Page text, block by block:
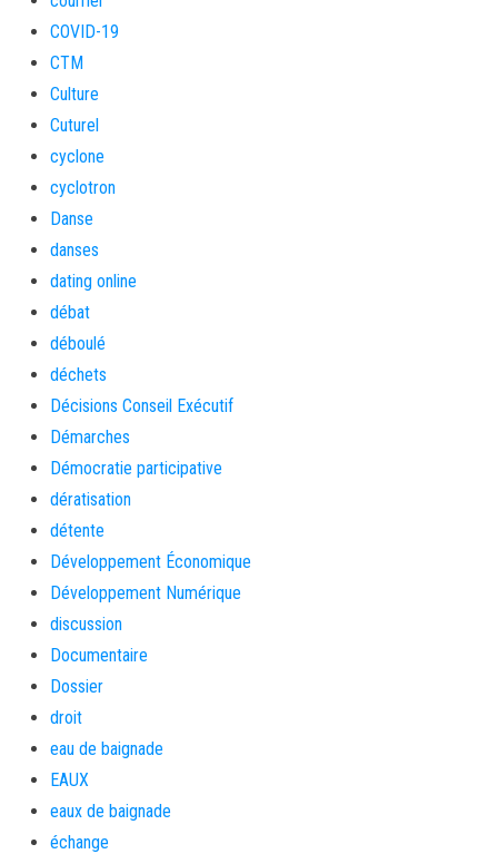
COVID-19
CTM
Culture
Cuturel
cyclone
cyclotron
Danse
danses
dating online
débat
déboulé
déchets
Décisions Conseil Exécutif
Démarches
Démocratie participative
dératisation
détente
Développement Économique
Développement Numérique
discussion
Documentaire
Dossier
droit
eau de baignade
EAUX
eaux de baignade
échange